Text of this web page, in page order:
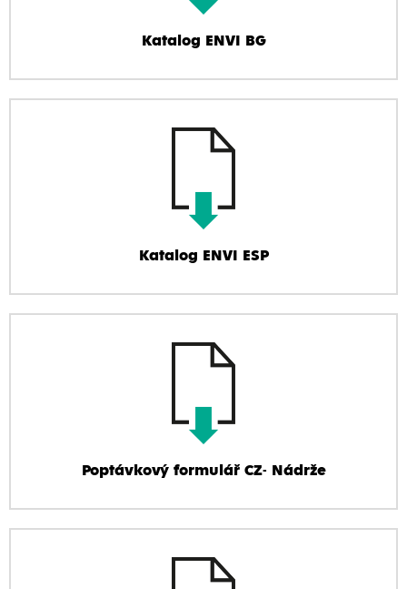
Katalog ENVI BG
Katalog ENVI ESP
Poptávkový formulář CZ- Nádrže